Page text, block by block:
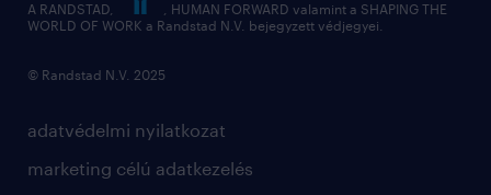
adatvédelmi nyilatkozat
marketing célú adatkezelés
A RANDSTAD,
, HUMAN FORWARD valamint a SHAPING THE
WORLD OF WORK a Randstad N.V. bejegyzett védjegyei.
© Randstad N.V. 2025